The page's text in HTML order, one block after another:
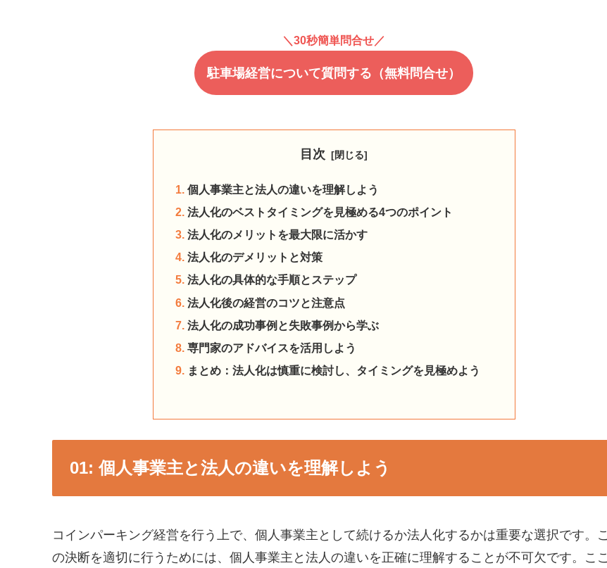
＼30秒簡単問合せ／
駐車場経営について質問する（無料問合せ）
目次
個人事業主と法人の違いを理解しよう
法人化のベストタイミングを見極める4つのポイント
法人化のメリットを最大限に活かす
法人化のデメリットと対策
法人化の具体的な手順とステップ
法人化後の経営のコツと注意点
法人化の成功事例と失敗事例から学ぶ
専門家のアドバイスを活用しよう
まとめ：法人化は慎重に検討し、タイミングを見極めよう
個人事業主と法人の違いを理解しよう
コインパーキング経営を行う上で、個人事業主として続けるか法人化するかは重要な選択です。こ
の決断を適切に行うためには、個人事業主と法人の違いを正確に理解することが不可欠です。ここ